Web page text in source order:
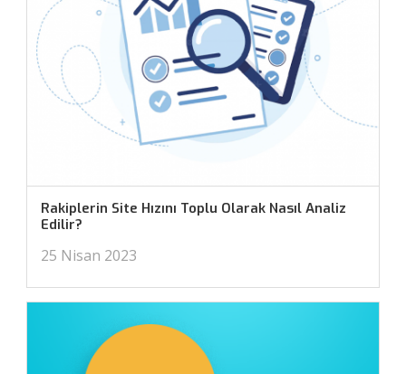
Rakiplerin Site Hızını Toplu Olarak Nasıl Analiz
Edilir?
25 Nisan 2023